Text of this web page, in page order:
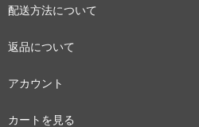
配送方法について
返品について
アカウント
カートを見る